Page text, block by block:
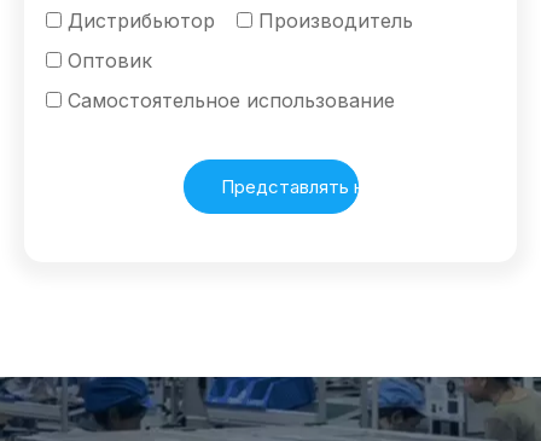
Дистрибьютор
Производитель
Оптовик
Самостоятельное использование
Представлять на рассмотрение